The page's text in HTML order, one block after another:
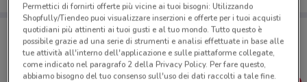
Porta DoveConviene sempre con te!
Puoi trovare le migliori offerte dei negozi vicino a te,
salvarle e creare la tua lista del risparmio, comodamente
dal tuo cellulare.
Permettici di fornirti offerte più vicine ai tuoi bisogni: Utilizzando
Shopfully/Tiendeo puoi visualizzare inserzioni e offerte per i tuoi acquisti
quotidiani più attinenti ai tuoi gusti e al tuo mondo. Tutto questo è
possibile grazie ad una serie di strumenti e analisi effettuate in base alle
tue attività all'interno dell'applicazione e sulle piattaforme collegate,
come indicato nel paragrafo 2 della Privacy Policy. Per fare questo,
abbiamo bisogno del tuo consenso sull'uso dei dati raccolti a tale fine.